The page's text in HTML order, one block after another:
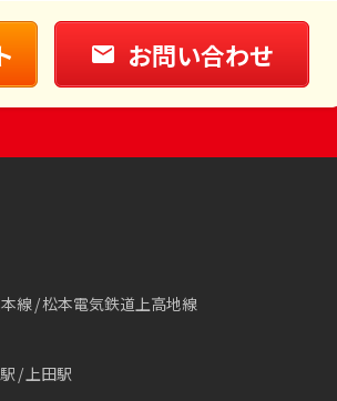
お問い合わせ
線 松本電気鉄道上高地線
上田駅